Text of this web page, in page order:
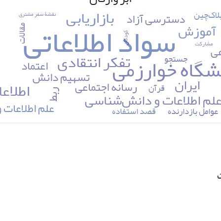
سواد اطلاعاتی
خوارزمی
بازاریابی
تفکر انتقادی
ایران
آموزش
علم اطلاعات و دانش‌شناسی
تسهیم دانشرسانه اجتماعی
علم
دسترسی آزاد
اعتماد
ربط
قرآن
جستجو
عوامل بازدارنده
مقالات
قصد استفاده
نقشۀ سفر مشتری
مشارکت کودکان